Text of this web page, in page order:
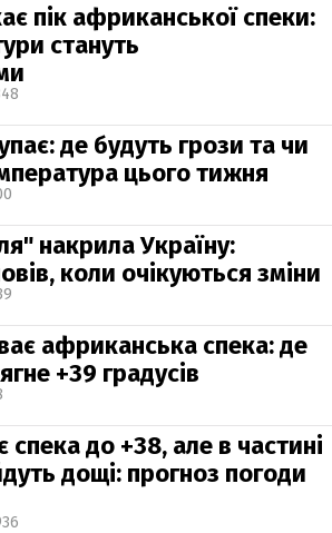
пік африканської спеки:
стануть
де будуть грози та чи
цього тижня
накрила Україну:
коли очікуються зміни
африканська спека: де
+39 градусів
спека до +38, але в частині
дощі: прогноз погоди